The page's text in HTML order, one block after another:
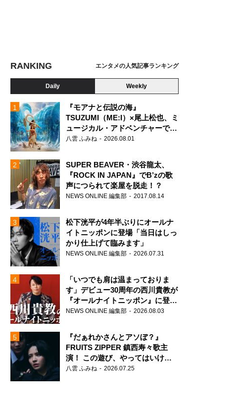
RANKING エンタメの人気記事ランキング
Daily Weekly
『モアナと伝説の海』
TSUZUMI（ME:I）×尾上松也、ミ
ュージカル・アドベンチャーで美
声を響かせる
八雲 ふみね 2026.08.01
SUPER BEAVER・渋谷龍太、
『ROCK IN JAPAN』でB’zの歌
声につられて楽屋を脱走！？
NEWS ONLINE 編集部 2017.08.14
松下洸平が4年半ぶりにオールナ
イトニッポンに登場「当日はしっ
かり仕上げて臨みます」
NEWS ONLINE 編集部 2026.07.31
「いつでも肩は温まっておりま
す」デビュー30周年の西川貴教が
『オールナイトニッポン』に登
場！
NEWS ONLINE 編集部 2026.08.03
『だぁれかさんとアソぼ？』
FRUITS ZIPPER 鎮西寿々歌主
演！ この遊び、やってはいけま
せん。
八雲 ふみね 2026.07.25